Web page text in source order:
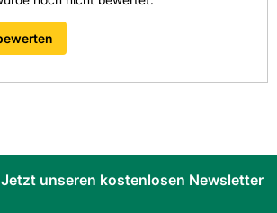
Jetzt unseren kostenlosen Newsletter